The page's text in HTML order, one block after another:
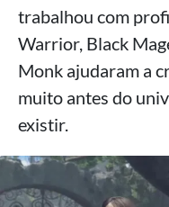
trabalhou com
Warrior, Black
Monk ajudaram a
muito antes do
existir.